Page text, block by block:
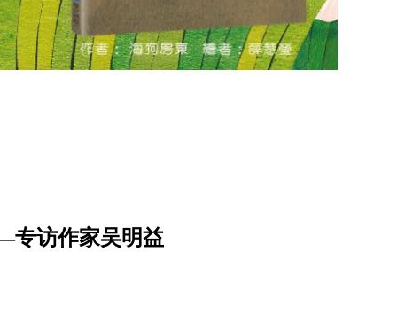
专访作家吴明益